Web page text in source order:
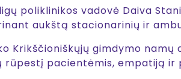
poliklinikos vadovė Daiva
aukštą stacionarinių ir
Krikščioniškųjų gimdymo namų
rūpestį pacientėmis, empatiją